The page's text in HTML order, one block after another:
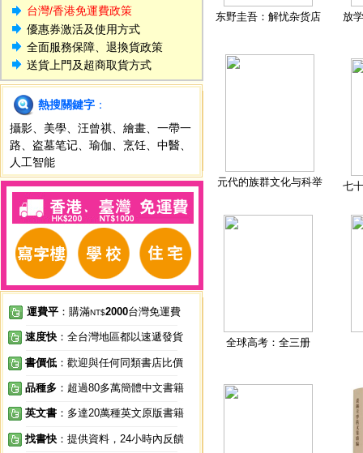
台灣/香港免運費政策
優惠券激活及使用方式
全面服務保障、退換貨政策
送貨上門及超商取貨方式
熱搜關鍵字 ：
攝影
美學 汪曾祺 繪畫
一帶一
路
盗墓笔记 瑜伽 烹饪 中醫
人工智能
運費平 ：購滿NT$2000台灣免運費
速度快 ：全台灣地區都以速遞發貨
書價低 ：歡迎與任何同類書店比價
品種多 ：超過80多萬簡體中文書籍
英文書 ：多達20萬種英文原版書籍
找書快 ：提供資料，24小時內反饋
东野圭吾：解忧杂货店 放
元代的族群文化与科举 七
全球高考：全三册